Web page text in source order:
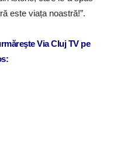
este viața noastră!”.
Via Cluj TV pe